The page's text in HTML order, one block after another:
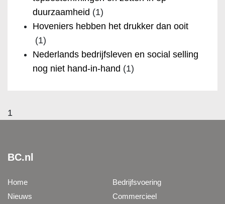
duurzaamheid (1)
Hoveniers hebben het drukker dan ooit
(1)
Nederlands bedrijfsleven en social selling
nog niet hand-in-hand (1)
1
BC.nl
Home
Nieuws
Bedrijfsvoering
Commercieel